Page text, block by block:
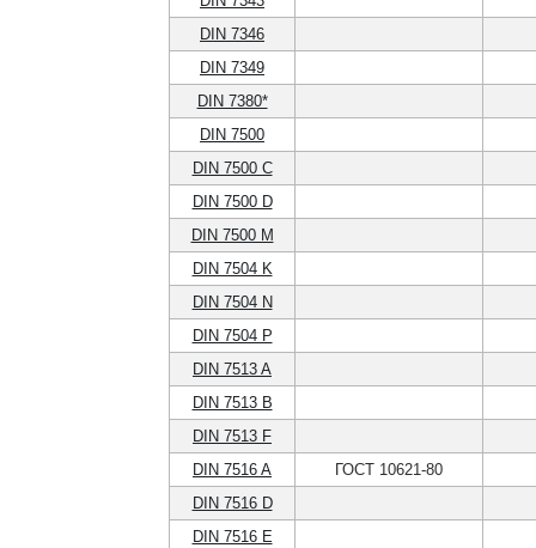
DIN 7346
DIN 7349
DIN 7380*
DIN 7500
DIN 7500 C
DIN 7500 D
DIN 7500 M
DIN 7504 K
DIN 7504 N
DIN 7504 P
DIN 7513 A
DIN 7513 B
DIN 7513 F
DIN 7516 A
ГОСТ 10621-80
DIN 7516 D
DIN 7516 E